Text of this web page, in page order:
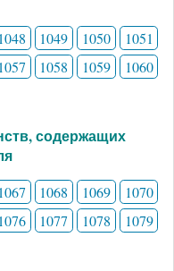
1048 1049 1050
1051
1057 1058 1059
1060
содержащих
1067 1068 1069
1070
1076 1077 1078
1079